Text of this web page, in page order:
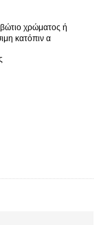
χρώματος ή
κατόπιν α